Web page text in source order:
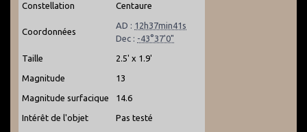
Constellation Centaure
Coordonnées
AD : 12h37min41s
Dec : -43°37'0"
Taille 2.5' x 1.9'
Magnitude 13
Magnitude surfacique 14.6
Intérêt de l'objet Pas testé